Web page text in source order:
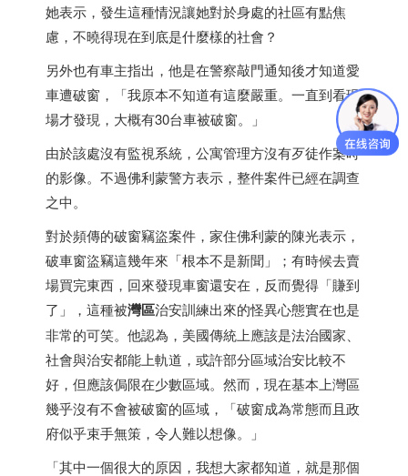
她表示，發生這種情況讓她對於身處的社區有點焦
慮，不曉得現在到底是什麼樣的社會？
另外也有車主指出，他是在警察敲門通知後才知道愛
車遭破窗，「我原本不知道有這麼嚴重。一直到看現
場才發現，大概有30台車被破窗。」
由於該處沒有監視系統，公寓管理方沒有歹徒作案時
的影像。不過佛利蒙警方表示，整件案件已經在調查
之中。
對於頻傳的破窗竊盜案件，家住佛利蒙的陳光表示，
破車窗盜竊這幾年來「根本不是新聞」；有時候去賣
場買完東西，回來發現車窗還安在，反而覺得「賺到
了」，這種被灣區治安訓練出來的怪異心態實在也是
非常的可笑。他認為，美國傳統上應該是法治國家、
社會與治安都能上軌道，或許部分區域治安比較不
好，但應該侷限在少數區域。然而，現在基本上灣區
幾乎沒有不會被破窗的區域，「破窗成為常態而且政
府似乎束手無策，令人難以想像。」
「其中一個很大的原因，我想大家都知道，就是那個